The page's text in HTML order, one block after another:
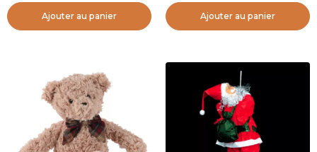
Ajouter au panier Ajouter au panier